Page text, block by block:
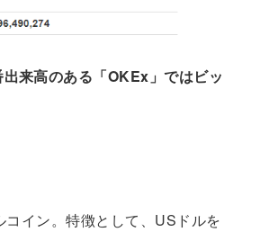
来高のある「OKEx」ではビッ
イン。特徴として、USドルを